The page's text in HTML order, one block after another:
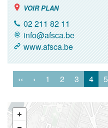
VOIR PLAN
02 211 82 11
info@afsca.be
www.afsca.be
‹‹ ‹ 1 2 3 4 5